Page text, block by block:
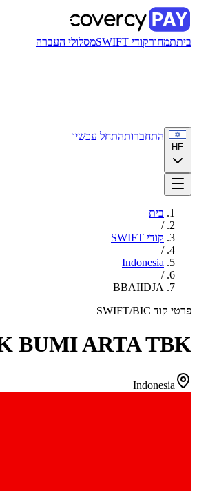
ביתתמחורקודי SWIFT מסלולי העברה
HE
התחברותהתחל עכשיו
בית
/
קודי SWIFT
/
Indonesia
/
BBAIIDJA
פרטי קוד SWIFT/BIC
BUMI ARTA TBK
Indonesia